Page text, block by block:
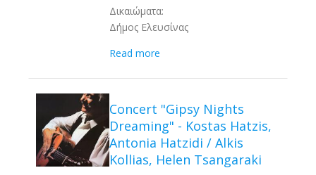
Δικαιώματα:
Δήμος Ελευσίνας
Read more
Concert "Gipsy Nights
Dreaming" - Kostas Hatzis,
Antonia Hatzidi / Alkis
Kollias, Helen Tsangaraki